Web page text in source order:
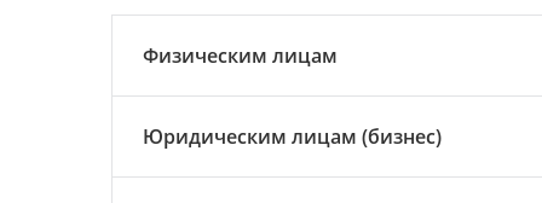
Физическим лицам
Юридическим лицам (бизнес)